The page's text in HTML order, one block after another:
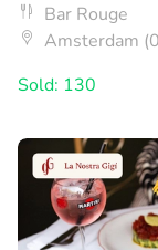
Bar Rouge
Amsterdam
Sold: 130